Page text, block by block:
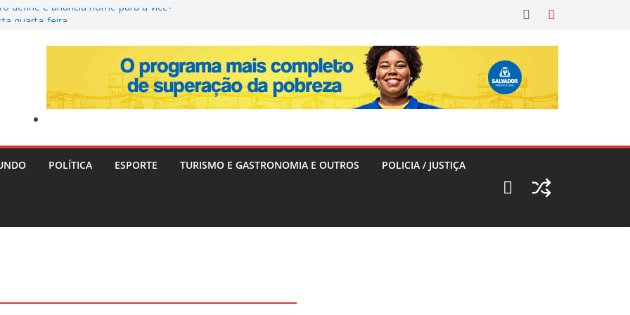
define e anuncia nome para a vice-
Táxi na Bahia com Prejuízo Tributário
de Uganda e do SC Villa, David Owori É
Durante Assalto em Kampala
Plantação com 20 Mil Pés de Maconha e
de R$ 4 Milhões na Bahia
POLÍTICA ESPORTE TURISMO E GASTRONOMIA E OUTROS POLICIA / JUSTIÇA